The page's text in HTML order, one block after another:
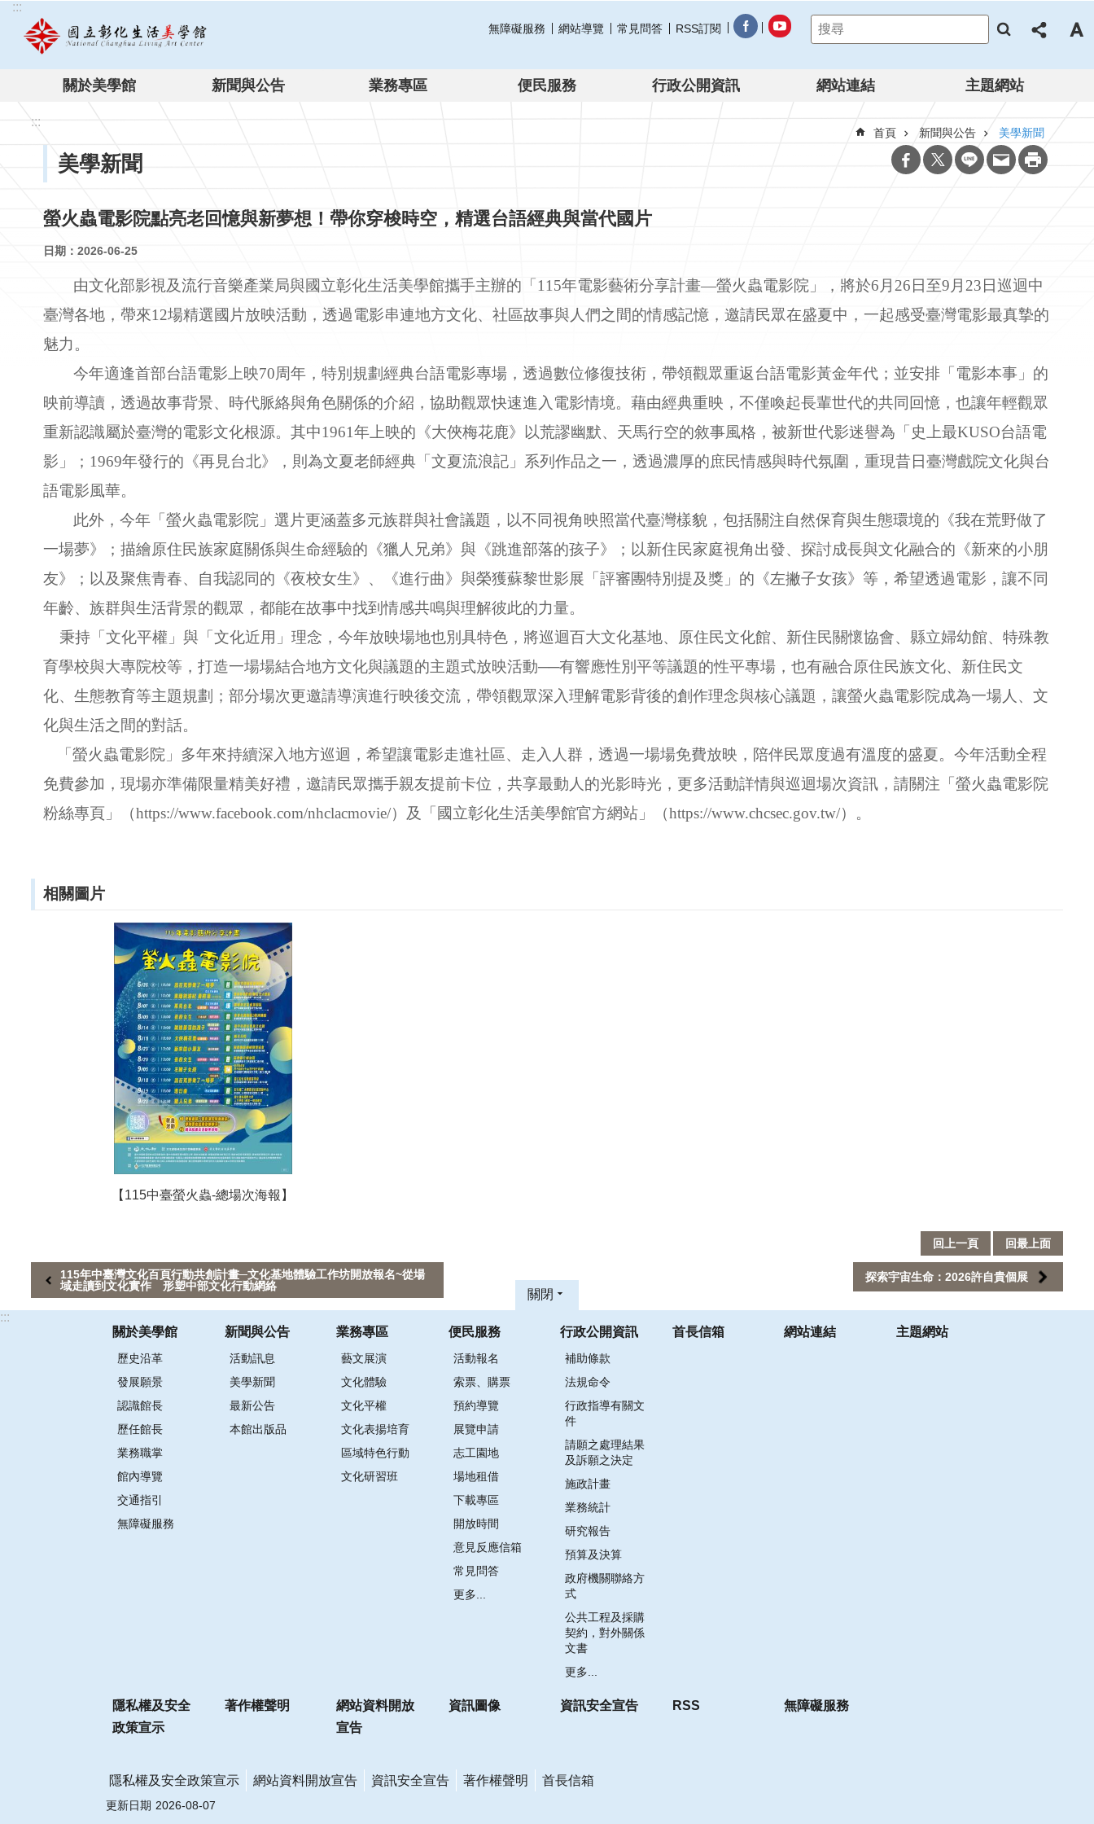
跳到主要內容區塊
:::
無障礙服務 網站導覽 常見問答 RSS訂閱
關於美學館 新聞與公告 業務專區 便民服務 行政公開資訊 網站連結 主題網站
:::
首頁 新聞與公告 美學新聞
美學新聞
螢火蟲電影院點亮老回憶與新夢想！帶你穿梭時空，精選台語經典與當代國片
日期：2026-06-25
由文化部影視及流行音樂產業局與國立彰化生活美學館攜手主辦的「115年電影藝術分享計畫—螢火蟲電影院」，將於6月26日至9月23日巡迴中
臺灣各地，帶來12場精選國片放映活動，透過電影串連地方文化、社區故事與人們之間的情感記憶，邀請民眾在盛夏中，一起感受臺灣電影最真摯的
魅力。
今年適逢首部台語電影上映70周年，特別規劃經典台語電影專場，透過數位修復技術，帶領觀眾重返台語電影黃金年代；並安排「電影本事」的
映前導讀，透過故事背景、時代脈絡與角色關係的介紹，協助觀眾快速進入電影情境。藉由經典重映，不僅喚起長輩世代的共同回憶，也讓年輕觀眾
重新認識屬於臺灣的電影文化根源。其中1961年上映的《大俠梅花鹿》以荒謬幽默、天馬行空的敘事風格，被新世代影迷譽為「史上最KUSO台語電
影」；1969年發行的《再見台北》，則為文夏老師經典「文夏流浪記」系列作品之一，透過濃厚的庶民情感與時代氛圍，重現昔日臺灣戲院文化與台
語電影風華。
此外，今年「螢火蟲電影院」選片更涵蓋多元族群與社會議題，以不同視角映照當代臺灣樣貌，包括關注自然保育與生態環境的《我在荒野做了
一場夢》；描繪原住民族家庭關係與生命經驗的《獵人兄弟》與《跳進部落的孩子》；以新住民家庭視角出發、探討成長與文化融合的《新來的小朋
友》；以及聚焦青春、自我認同的《夜校女生》、《進行曲》與榮獲蘇黎世影展「評審團特別提及獎」的《左撇子女孩》等，希望透過電影，讓不同
年齡、族群與生活背景的觀眾，都能在故事中找到情感共鳴與理解彼此的力量。
秉持「文化平權」與「文化近用」理念，今年放映場地也別具特色，將巡迴百大文化基地、原住民文化館、新住民關懷協會、縣立婦幼館、特殊教
育學校與大專院校等，打造一場場結合地方文化與議題的主題式放映活動──有響應性別平等議題的性平專場，也有融合原住民族文化、新住民文
化、生態教育等主題規劃；部分場次更邀請導演進行映後交流，帶領觀眾深入理解電影背後的創作理念與核心議題，讓螢火蟲電影院成為一場人、文
化與生活之間的對話。
「螢火蟲電影院」多年來持續深入地方巡迴，希望讓電影走進社區、走入人群，透過一場場免費放映，陪伴民眾度過有溫度的盛夏。今年活動全程
免費參加，現場亦準備限量精美好禮，邀請民眾攜手親友提前卡位，共享最動人的光影時光，更多活動詳情與巡迴場次資訊，請關注「螢火蟲電影院
粉絲專頁」（https://www.facebook.com/nhclacmovie/）及「國立彰化生活美學館官方網站」（https://www.chcsec.gov.tw/）。
相關圖片
【115中臺螢火蟲-總場次海報】
回上一頁 回最上面
115年中臺灣文化百頁行動共創計畫─文化基地體驗工作坊開放報名~從場
域走讀到文化實作 形塑中部文化行動網絡
探索宇宙生命：2026許自貴個展
關閉
:::
關於美學館
歷史沿革
發展願景
認識館長
歷任館長
業務職掌
館內導覽
交通指引
無障礙服務
新聞與公告
活動訊息
美學新聞
最新公告
本館出版品
業務專區
藝文展演
文化體驗
文化平權
文化表揚培育
區域特色行動
文化研習班
便民服務
活動報名
索票、購票
預約導覽
展覽申請
志工園地
場地租借
下載專區
開放時間
意見反應信箱
常見問答
更多...
行政公開資訊
補助條款
法規命令
行政指導有關文
件
請願之處理結果
及訴願之決定
施政計畫
業務統計
研究報告
預算及決算
政府機關聯絡方
式
公共工程及採購
契約，對外關係
文書
更多...
首長信箱 網站連結 主題網站
隱私權及安全
政策宣示
著作權聲明
網站資料開放
宣告
資訊圖像 資訊安全宣告 RSS 無障礙服務
隱私權及安全政策宣示 網站資料開放宣告 資訊安全宣告 著作權聲明 首長信箱
更新日期 2026-08-07